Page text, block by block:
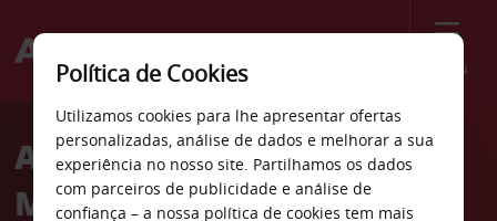
Menu
Welcome
AvisAluguer de carros
Martigues
Política de Cookies
Utilizamos cookies para lhe apresentar ofertas
personalizadas, análise de dados e melhorar a sua
experiência no nosso site. Partilhamos os dados
com parceiros de publicidade e análise de
confiança – a nossa política de cookies tem mais